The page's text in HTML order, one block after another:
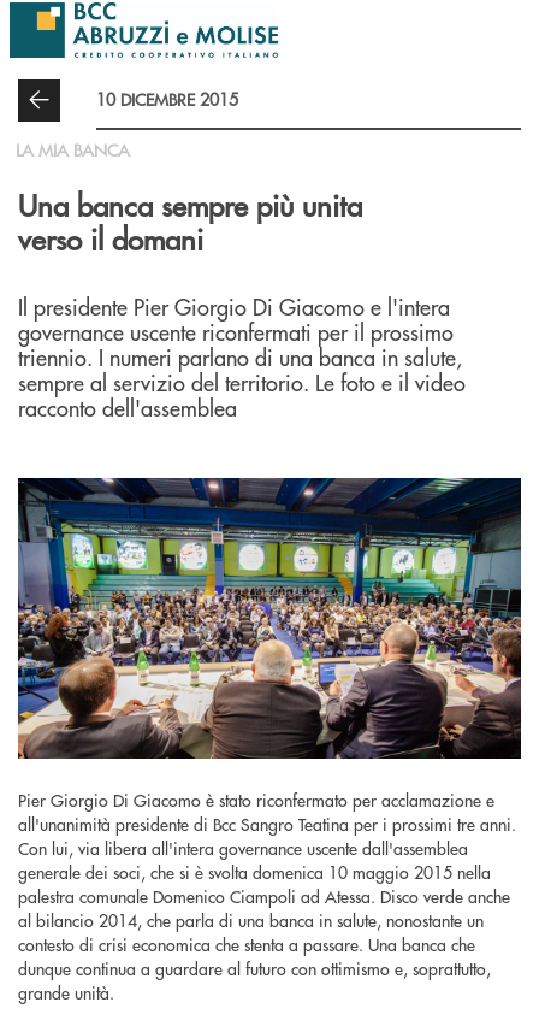
Salta al contenuto principale
10 DICEMBRE 2015
LA MIA BANCA
Una banca sempre più unita
verso il domani
Il presidente Pier Giorgio Di Giacomo e l'intera
governance uscente riconfermati per il prossimo
triennio. I numeri parlano di una banca in salute,
sempre al servizio del territorio. Le foto e il video
racconto dell'assemblea
Pier Giorgio Di Giacomo è stato riconfermato per acclamazione e
all'unanimità presidente di Bcc Sangro Teatina per i prossimi tre anni.
Con lui, via libera all'intera governance uscente dall'assemblea
generale dei soci, che si è svolta domenica 10 maggio 2015 nella
palestra comunale Domenico Ciampoli ad Atessa. Disco verde anche
al bilancio 2014, che parla di una banca in salute, nonostante un
contesto di crisi economica che stenta a passare. Una banca che
dunque continua a guardare al futuro con ottimismo e, soprattutto,
grande unità.